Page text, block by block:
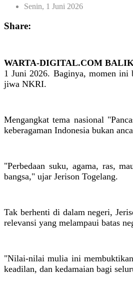
Senin, 1 Juni 2026
Share:
WARTA-DIGITAL.COM
1 Juni 2026. Baginya, momen ini
jiwa NKRI.
Mengangkat tema nasional
keberagaman Indonesia bukan
"Perbedaan suku, agama, ras,
bangsa," ujar Jerison Togelang.
Tak berhenti di dalam negeri,
relevansi yang melampaui batas
"Nilai-nilai mulia ini membuktikan
keadilan, dan kedamaian bagi